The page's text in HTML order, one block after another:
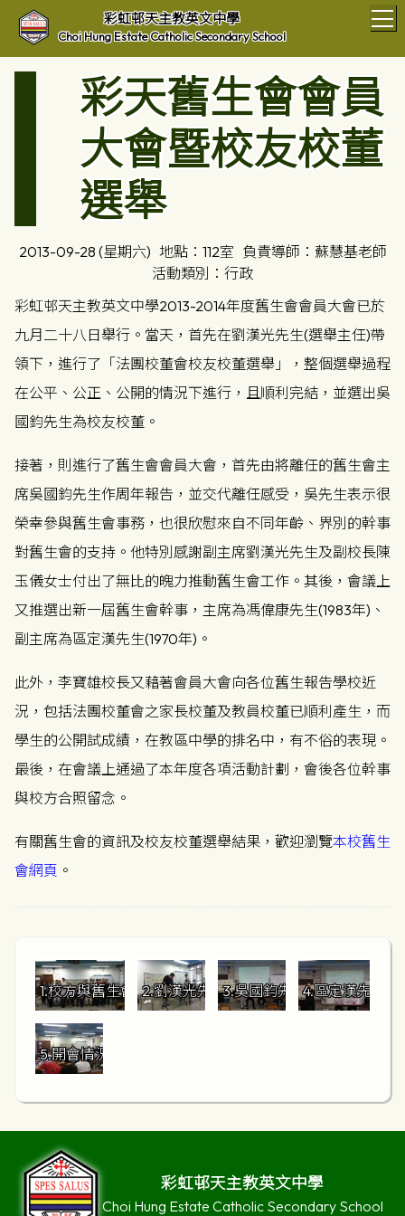
彩虹邨天主教英文中學
Choi Hung Estate Catholic Secondary School
彩天舊生會會員
大會暨校友校董
選舉
2013-09-28 (星期六) 地點：112室 負責導師：蘇慧基老師
活動類別：行政
彩虹邨天主教英文中學2013-2014年度舊生會會員大會已於
九月二十八日舉行。當天，首先在劉漢光先生(選舉主任)帶
領下，進行了「法團校董會校友校董選舉」，整個選舉過程
在公平、公正、公開的情況下進行，且順利完結，並選出吳
國鈞先生為校友校董。
接著，則進行了舊生會會員大會，首先由將離任的舊生會主
席吳國鈞先生作周年報告，並交代離任感受，吳先生表示很
榮幸參與舊生會事務，也很欣慰來自不同年齡、界別的幹事
對舊生會的支持。他特別感謝副主席劉漢光先生及副校長陳
玉儀女士付出了無比的魄力推動舊生會工作。其後，會議上
又推選出新一屆舊生會幹事，主席為馮偉康先生(1983年)、
副主席為區定漢先生(1970年)。
此外，李寶雄校長又藉著會員大會向各位舊生報告學校近
況，包括法團校董會之家長校董及教員校董已順利產生，而
學生的公開試成績，在教區中學的排名中，有不俗的表現。
最後，在會議上通過了本年度各項活動計劃，會後各位幹事
與校方合照留念。
有關舊生會的資訊及校友校董選舉結果，歡迎瀏覽本校舊生
會網頁 。
1.校方與舊生會幹事合照2.劉漢光先生進行校董選舉點票
3.吳國鈞先生作會務報告
4.區定漢先生
5.開會情況
彩虹邨天主教英文中學
Choi Hung Estate Catholic Secondary School